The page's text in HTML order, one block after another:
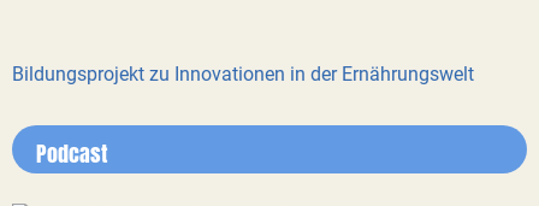
Bildungsprojekt zu Innovationen in der Ernährungswelt
Podcast